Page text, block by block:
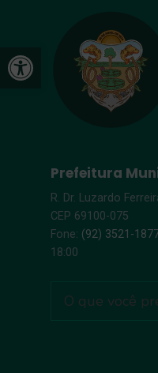
Open toolbar
Prefeitura
R. Dr. Luzardo
CEP 69100-075
Fone: (92) 3521-
18:00